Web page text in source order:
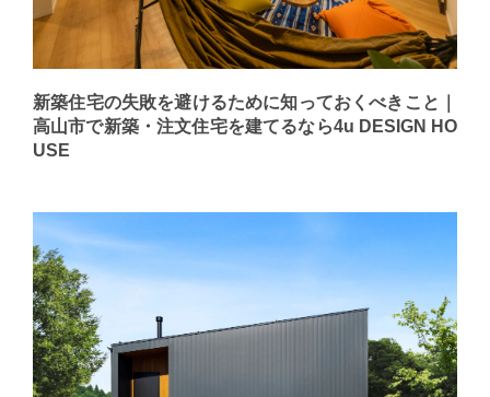
新築住宅の失敗を避けるために知っておくべきこと｜
高山市で新築・注文住宅を建てるなら4u DESIGN HO
USE